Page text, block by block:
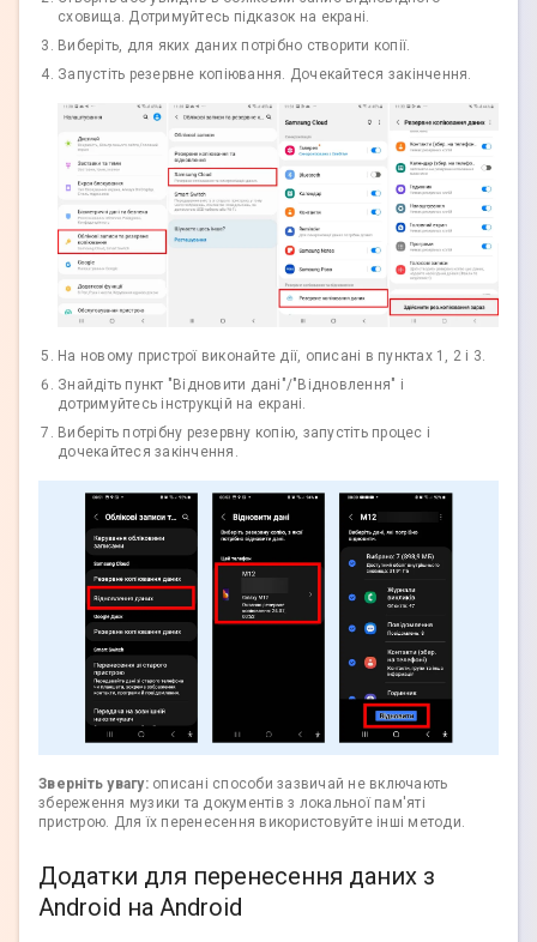
сховища. Дотримуйтесь підказок на екрані.
Виберіть, для яких даних потрібно створити копії.
Запустіть резервне копіювання. Дочекайтеся закінчення.
На новому пристрої виконайте дії, описані в пунктах 1, 2 і 3.
Знайдіть пункт "Відновити дані"/"Відновлення" і
дотримуйтесь інструкцій на екрані.
Виберіть потрібну резервну копію, запустіть процес і
дочекайтеся закінчення.
Зверніть увагу:описані способи зазвичай не включають
збереження музики та документів з локальної пам'яті
пристрою. Для їх перенесення використовуйте інші методи.
Додатки для перенесення даних з
Android на Android